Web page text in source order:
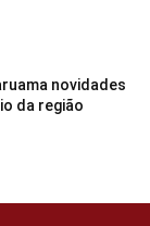
novidades
da região